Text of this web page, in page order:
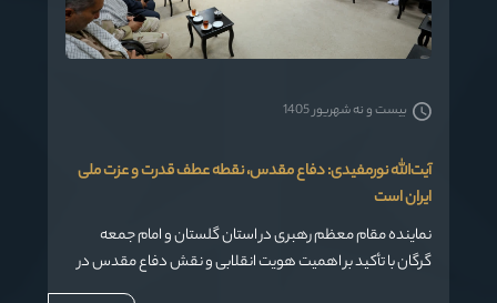
آیت‌الله نورمفیدی: دفاع مقدس، نقطه عطف قدرت و عزت ملی
ایران است
نماینده مقام معظم رهبری در استان گلستان و امام جمعه
گرگان با تأکید بر اهمیت هویت انقلابی و نقش دفاع مقدس در
ارتقای جایگاه ایران در جهان، گفت: «دفاع مقدس موجب شد
بیست و نه شهریور 1405